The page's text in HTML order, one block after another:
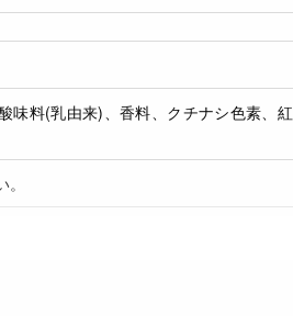
味料(乳由来)、香料、クチナシ色素、紅